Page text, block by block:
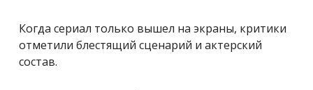
Когда сериал только вышел на экраны, критики
отметили блестящий сценарий и актерский
состав.